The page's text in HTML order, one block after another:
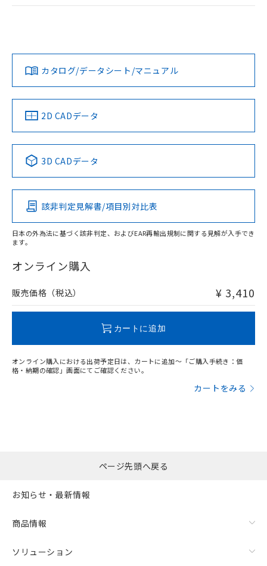
ログイン/会員登録
ダウンロードデータをご利用いただく前に、以下を必ずお読
みください。
ソフトウェアの使用条件
EU RoHS 注意事項・凡例
対応済み
中国 RoHS 注意事項・凡例
Pb Hg Cd Cr(VI)
O
在庫等で未対応品が混在する可能性があります。
問い合わせください。
LR型式承認
（イギリス
船舶規格）
DNV型式承認
（ノルウェー
BV型式承認
（フランス
KR型式
（韓国
No No No No
この製品の規格認証/適合状況ページへ
その他の認証はこちらのページからご検索ください
カタログ/データシート/マニュアル
2D CADデータ
3D CADデータ
該非判定見解書/項目別対比表
日本の外為法に基づく該非判定、およびEAR再輸出規制に関する見解が入手でき
ます。
オンライン購入
販売価格（税込） ¥ 3,410
カートに追加
オンライン購入における出荷予定日は、カートに追加～「ご購入手続き：価
格・納期の確認」画面にてご確認ください。
カートをみる
ページ先頭へ戻る
お知らせ・最新情報
商品情報
ソリューション